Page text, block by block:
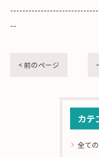
--
< 前のページ
カテ
全て